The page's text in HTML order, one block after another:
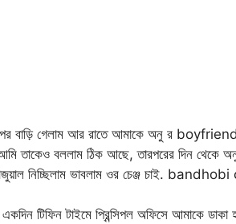
বাড়ি গেলাম আর রাতে আমাকে অনু র
তাকেও বললাম ঠিক আছে, তারপরের দিন থেকে
নিচ্ছিলাম ভাবলাম ওর চেঞ্জ চাই.
টিফিন টাইমে প্রিন্সিপল অফিসে আমাকে